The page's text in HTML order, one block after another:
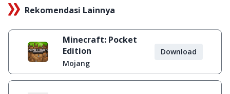
Rekomendasi Lainnya
Minecraft: Pocket
Edition
Mojang
Download